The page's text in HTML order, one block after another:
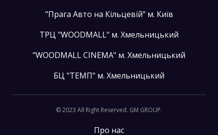
"Прага Авто на Кільцевій" м. Київ
ТРЦ "WOODMALL" м. Хмельницький
"WOODMALL CINEMA" м. Хмельницький
БЦ "ТЕМП" м. Хмельницький
© 2023 All Right Reserved. GM GROUP.
Про нас